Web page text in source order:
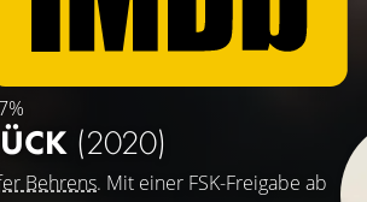
(2020)
Behrens. Mit einer FSK-Freigabe ab